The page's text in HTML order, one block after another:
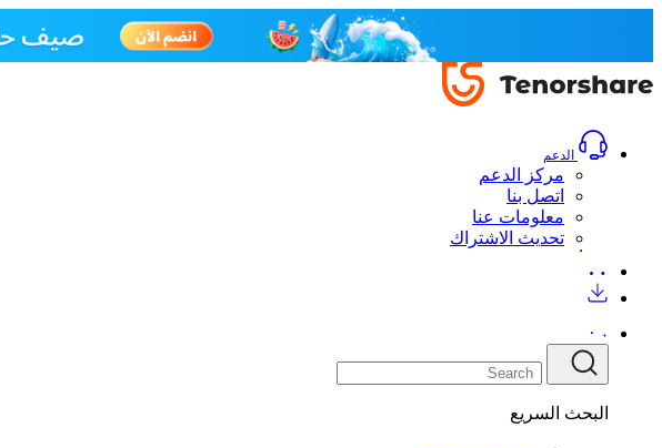
الدعم
مركز الدعم
اتصل بنا
معلومات عنا
تحديث الاشتراك
البحث السريع